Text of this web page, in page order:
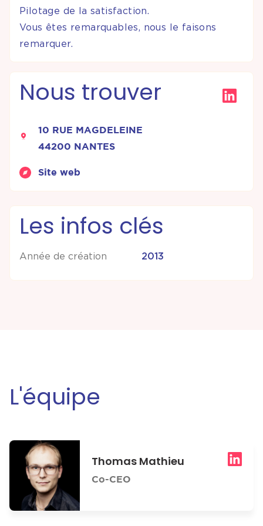
Pilotage de la satisfaction.
Vous êtes remarquables, nous le faisons
remarquer.
Nous trouver
10 RUE MAGDELEINE
44200 NANTES
Site web
Les infos clés
Année de création 2013
L'équipe
Thomas Mathieu
Co-CEO